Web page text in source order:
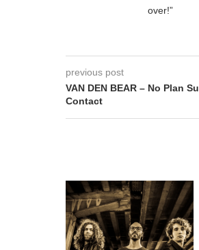
over!”
previous post
VAN DEN BEAR – No Plan
Contact